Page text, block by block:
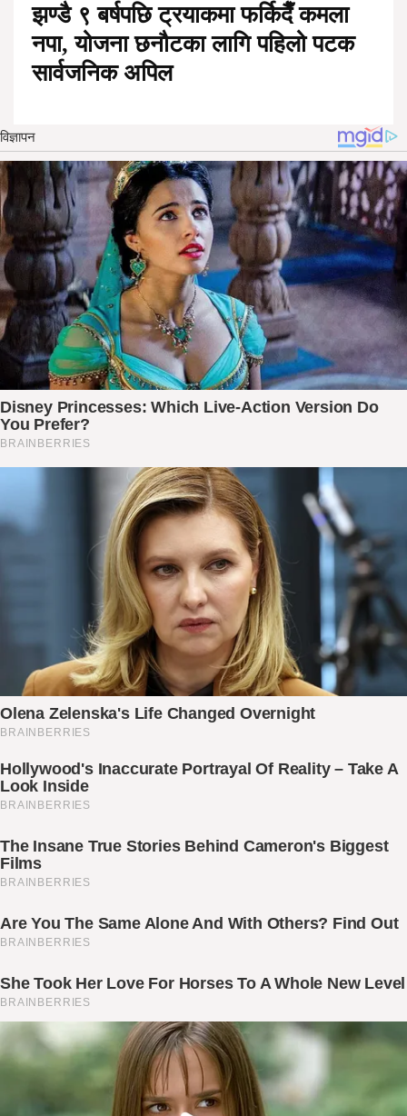
झण्डै ९ बर्षपछि ट्रयाकमा फर्किदैँ कमला
नपा, योजना छनौटका लागि पहिलो पटक
सार्वजनिक अपिल